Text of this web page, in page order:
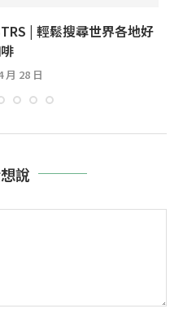
| 輕鬆搜尋世界各地好
月 28 日
說